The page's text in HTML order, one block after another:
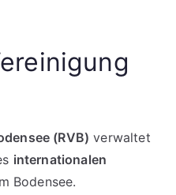
(RVB) verwaltet
internationalen
Bodensee.